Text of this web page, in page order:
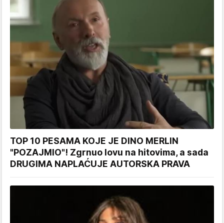
TOP 10 PESAMA KOJE JE DINO MERLIN
"POZAJMIO"! Zgrnuo lovu na hitovima, a sada
DRUGIMA NAPLAĆUJE AUTORSKA PRAVA